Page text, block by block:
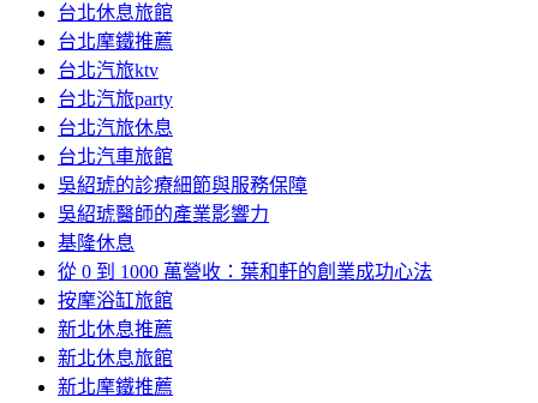
台北休息旅館
台北摩鐵推薦
台北汽旅ktv
台北汽旅party
台北汽旅休息
台北汽車旅館
吳紹琥的診療細節與服務保障
吳紹琥醫師的產業影響力
基隆休息
從 0 到 1000 萬營收：葉和軒的創業成功心法
按摩浴缸旅館
新北休息推薦
新北休息旅館
新北摩鐵推薦